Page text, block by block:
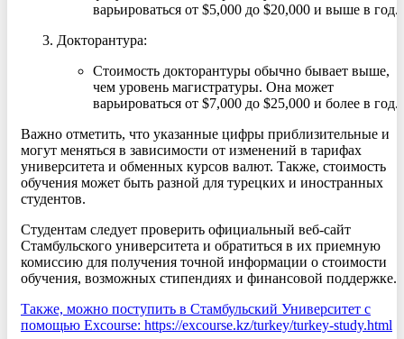
варьироваться от $5,000 до $20,000 и выше в год.
Докторантура:
Стоимость докторантуры обычно бывает выше,
чем уровень магистратуры. Она может
варьироваться от $7,000 до $25,000 и более в год.
Важно отметить, что указанные цифры приблизительные и
могут меняться в зависимости от изменений в тарифах
университета и обменных курсов валют. Также, стоимость
обучения может быть разной для турецких и иностранных
студентов.
Студентам следует проверить официальный веб-сайт
Стамбульского университета и обратиться в их приемную
комиссию для получения точной информации о стоимости
обучения, возможных стипендиях и финансовой поддержке.
Также, можно поступить в Стамбульский Университет с
помощью Excourse: https://excourse.kz/turkey/turkey-study.html